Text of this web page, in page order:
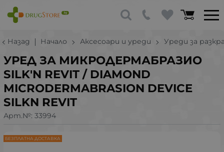
Назад Начало Аксесоари и уреди Уреди за
УРЕД ЗА МИКРОДЕРМАБРАЗИО
SILK'N REVIT / DIAMOND
MICRODERMABRASION DEVICE
SILKN REVIT
Арт.№: 33994
БЕЗПЛАТНА ДОСТАВКА